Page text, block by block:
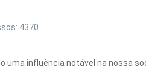
4370
influência notável na nossa